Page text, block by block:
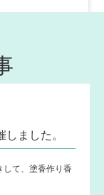
ました。
して、塗香作り香